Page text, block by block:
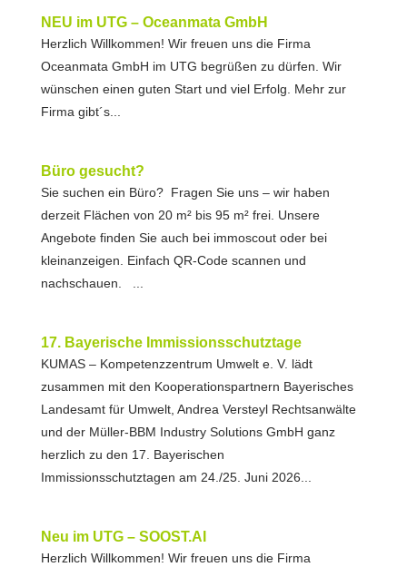
NEU im UTG – Oceanmata GmbH
Herzlich Willkommen! Wir freuen uns die Firma
Oceanmata GmbH im UTG begrüßen zu dürfen. Wir
wünschen einen guten Start und viel Erfolg. Mehr zur
Firma gibt´s...
Büro gesucht?
Sie suchen ein Büro? Fragen Sie uns – wir haben
derzeit Flächen von 20 m² bis 95 m² frei. Unsere
Angebote finden Sie auch bei immoscout oder bei
kleinanzeigen. Einfach QR-Code scannen und
nachschauen. ...
17. Bayerische Immissionsschutztage
KUMAS – Kompetenzzentrum Umwelt e. V. lädt
zusammen mit den Kooperationspartnern Bayerisches
Landesamt für Umwelt, Andrea Versteyl Rechtsanwälte
und der Müller-BBM Industry Solutions GmbH ganz
herzlich zu den 17. Bayerischen
Immissionsschutztagen am 24./25. Juni 2026...
Neu im UTG – SOOST.AI
Herzlich Willkommen! Wir freuen uns die Firma